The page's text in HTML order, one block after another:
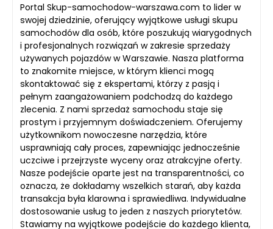
Portal Skup-samochodow-warszawa.com to lider w
swojej dziedzinie, oferujący wyjątkowe usługi skupu
samochodów dla osób, które poszukują wiarygodnych
i profesjonalnych rozwiązań w zakresie sprzedaży
używanych pojazdów w Warszawie. Nasza platforma
to znakomite miejsce, w którym klienci mogą
skontaktować się z ekspertami, którzy z pasją i
pełnym zaangażowaniem podchodzą do każdego
zlecenia. Z nami sprzedaż samochodu staje się
prostym i przyjemnym doświadczeniem. Oferujemy
użytkownikom nowoczesne narzędzia, które
usprawniają cały proces, zapewniając jednocześnie
uczciwe i przejrzyste wyceny oraz atrakcyjne oferty.
Nasze podejście oparte jest na transparentności, co
oznacza, że dokładamy wszelkich starań, aby każda
transakcja była klarowna i sprawiedliwa. Indywidualne
dostosowanie usług to jeden z naszych priorytetów.
Stawiamy na wyjątkowe podejście do każdego klienta,